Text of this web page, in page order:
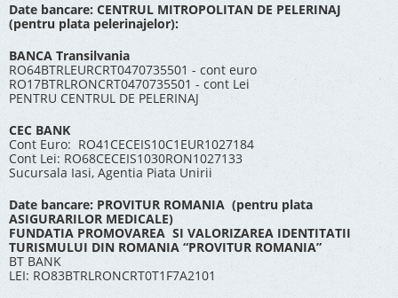
Date bancare: CENTRUL MITROPOLITAN DE PELERINAJ
(pentru plata pelerinajelor):
BANCA Transilvania
RO64BTRLEURCRT0470735501 - cont euro
RO17BTRLRONCRT0470735501 - cont Lei
PENTRU CENTRUL DE PELERINAJ
CEC BANK
Cont Euro: RO41CECEIS10C1EUR1027184
Cont Lei: RO68CECEIS1030RON1027133
Sucursala Iasi, Agentia Piata Unirii
Date bancare: PROVITUR ROMANIA (pentru plata
ASIGURARILOR MEDICALE)
FUNDATIA PROMOVAREA SI VALORIZAREA IDENTITATII
TURISMULUI DIN ROMANIA “PROVITUR ROMANIA”
BT BANK
LEI: RO83BTRLRONCRT0T1F7A2101